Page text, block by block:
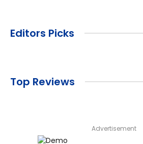
Editors Picks
Top Reviews
Advertisement